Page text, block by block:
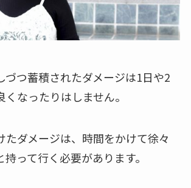
づつ蓄積されたダメージは1日や2
なったりはしません。
たダメージは、時間をかけて徐々
って行く必要があります。